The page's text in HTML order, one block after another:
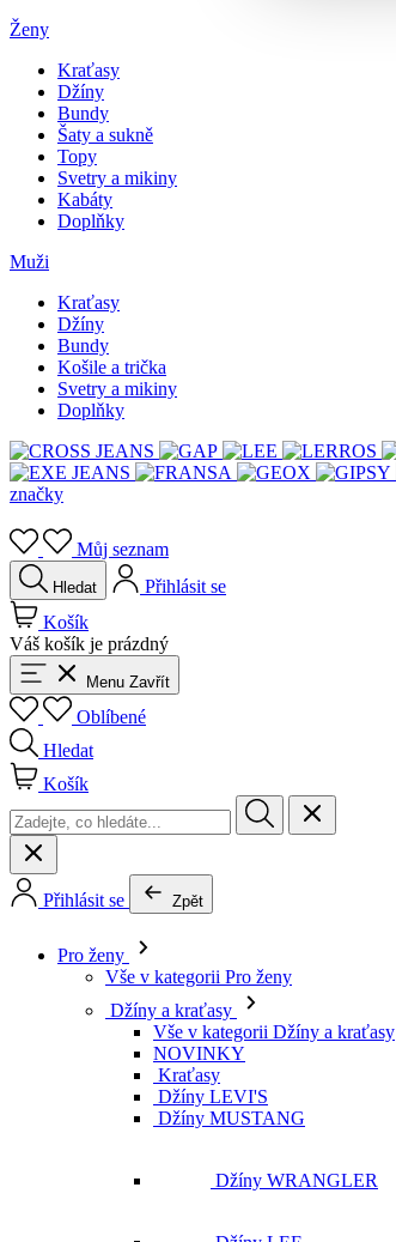
Ženy
Kraťasy
Džíny
Bundy
Šaty a sukně
Topy
Svetry a mikiny
Kabáty
Doplňky
Muži
Kraťasy
Džíny
Bundy
Košile a trička
Svetry a mikiny
Doplňky
značky
Můj seznam
Hledat
Přihlásit se
Košík
Váš košík je prázdný
Menu Zavřít
Oblíbené
Hledat
Košík
Přihlásit se Zpět
Pro ženy
Vše v kategorii Pro ženy
Džíny a kraťasy
Vše v kategorii Džíny a kraťasy
NOVINKY
Kraťasy
Džíny LEVI'S
Džíny MUSTANG